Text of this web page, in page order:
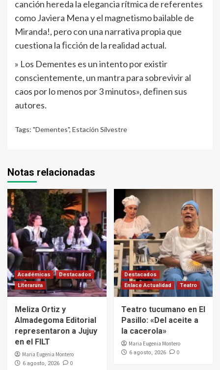
canción hereda la elegancia rítmica de referentes
como Javiera Mena y el magnetismo bailable de
Miranda!, pero con una narrativa propia que
cuestiona la ﬁcción de la realidad actual.
» Los Dementes es un intento por existir
conscientemente, un mantra para sobrevivir al
caos por lo menos por 3 minutos», deﬁnen sus
autores.
Tags: "Dementes", Estación Silvestre
Notas relacionadas
Académicas
Destacados
Literarura
Meliza Ortiz y
Almadegoma Editorial
representaron a Jujuy
en el FILT
Maria Eugenia Montero
6 agosto, 2026 0
Destacados
Enlace Actualidad
Teatro
Teatro tucumano en El
Pasillo: «Del aceite a
la cacerola»
Maria Eugenia Montero
6 agosto, 2026 0